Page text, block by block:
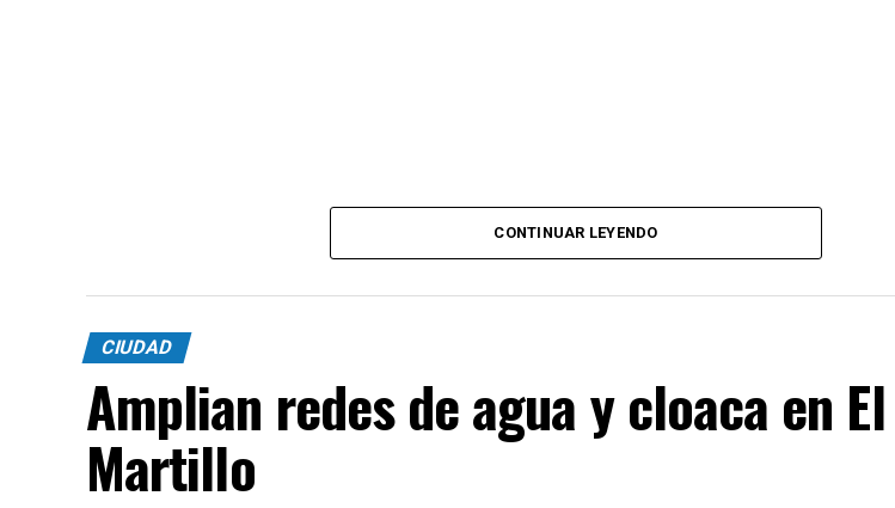
CONTINUAR LEYENDO
CIUDAD
Amplian redes de agua y cloaca en El
Martillo